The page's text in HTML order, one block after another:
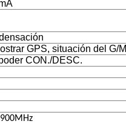
GPS, situación del G/M
CON./DESC.